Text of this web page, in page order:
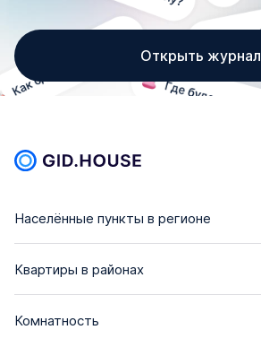
Открыть журнал
Населённые пункты в регионе
Квартиры в районах
Комнатность